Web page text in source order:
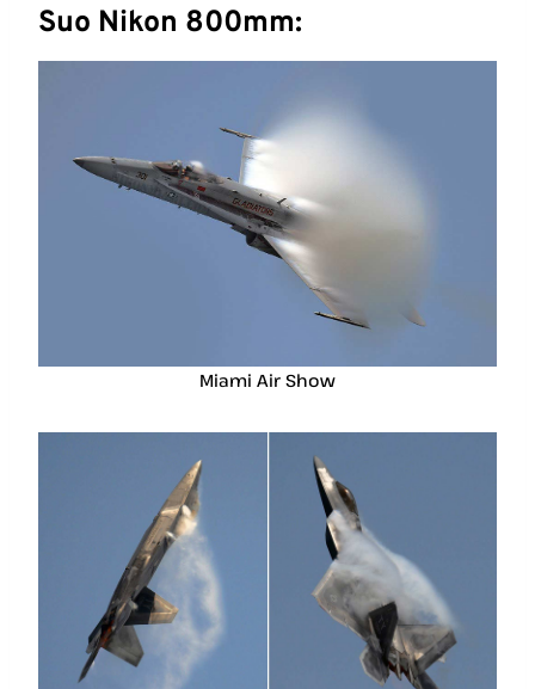
Suo Nikon 800mm:
Miami Air Show